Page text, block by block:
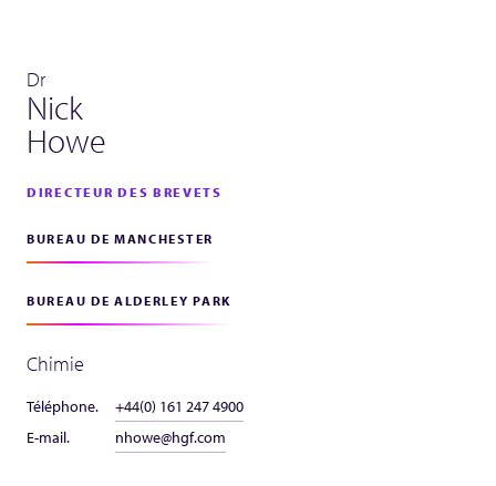
Dr
Nick
Howe
DIRECTEUR DES BREVETS
BUREAU DE MANCHESTER
BUREAU DE ALDERLEY PARK
Chimie
Téléphone.
+44(0) 161 247 4900
E-mail.
nhowe@hgf.com